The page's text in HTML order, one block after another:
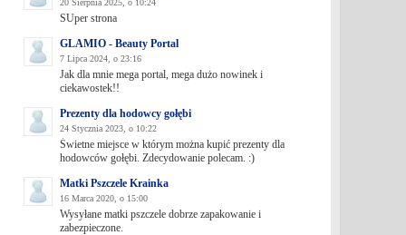
20 Sierpnia 2025, o 10:24
SUper strona
GLAMIO - Beauty Portal
7 Lipca 2024, o 23:16
Jak dla mnie mega portal, mega dużo nowinek i
ciekawostek!!
Prezenty dla hodowcy gołębi
24 Stycznia 2023, o 10:22
Świetne miejsce w którym można kupić prezenty dla
hodowców gołębi. Zdecydowanie polecam. :)
Matki Pszczele Krainka
16 Marca 2020, o 15:00
Wysyłane matki pszczele dobrze zapakowanie i
zabezpieczone.